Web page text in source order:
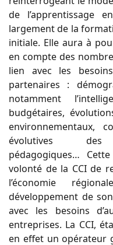
de l’apprentissage
largement de la
initiale. Elle aura à
en compte des
lien avec les
partenaires :
notamment
budgétaires,
environnementaux,
évolutives
pédagogiques…
volonté de la CCI de
l’économie
développement de
avec les besoins
entreprises. La CCI,
en effet un opérateur